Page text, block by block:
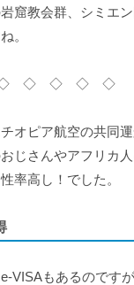
窟教会群、シミエ
。
◇ ◇ ◇ ◇
オピア航空の共同
じさんやアフリカ
率高し！でした。
VISAもあるのです